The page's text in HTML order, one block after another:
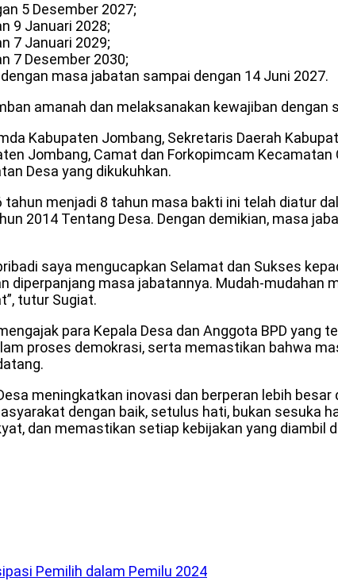
5 Desember 2027;
9 Januari 2028;
7 Januari 2029;
7 Desember 2030;
masa jabatan sampai dengan 14 Juni 2027.
amanah dan melaksanakan kewajiban dengan
Kabupaten Jombang, Sekretaris Daerah
Jombang, Camat dan Forkopimcam
Desa yang dikukuhkan.
menjadi 8 tahun masa bakti ini telah diatur
2014 Tentang Desa. Dengan demikian, masa
saya mengucapkan Selamat dan Sukses
diperpanjang masa jabatannya. Mudah-mudahan
tutur Sugiat.
para Kepala Desa dan Anggota BPD yang
proses demokrasi, serta memastikan bahwa
meningkatkan inovasi dan berperan lebih
dengan baik, setulus hati, bukan sesuka
dan memastikan setiap kebijakan yang diambil
Pemilih dalam Pemilu 2024